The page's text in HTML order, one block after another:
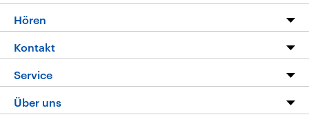
Programm
Die Nachrichten
Nachrichtenleicht
Neue Beiträge auf dlf.de
Hören
Livestream
Podcasts
Deutschlandfunk App
Kontakt
Hörerservice
Service
FAQ
Über uns